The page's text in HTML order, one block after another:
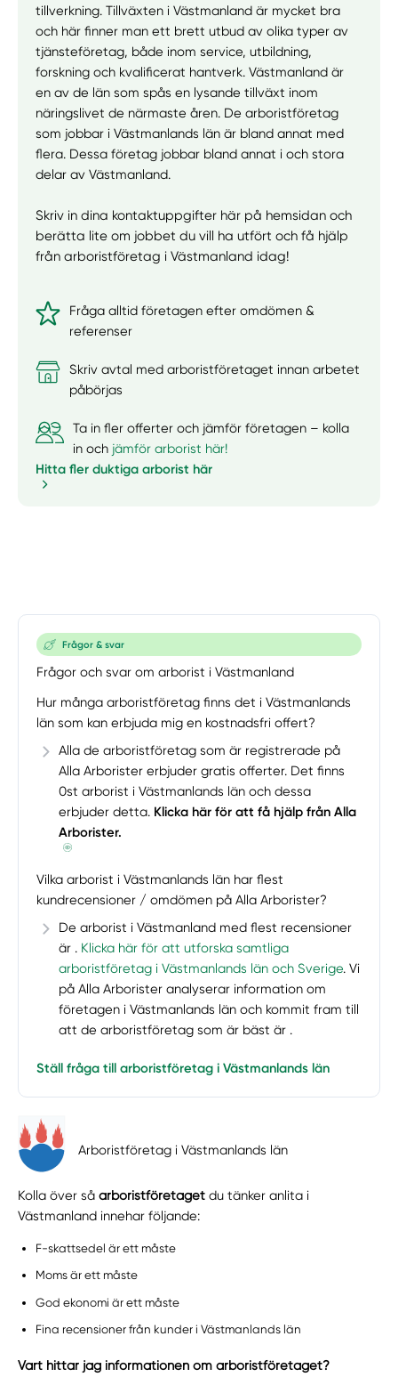
tillverkning. Tillväxten i Västmanland är mycket bra
och här finner man ett brett utbud av olika typer av
tjänsteföretag, både inom service, utbildning,
forskning och kvalificerat hantverk. Västmanland är
en av de län som spås en lysande tillväxt inom
näringslivet de närmaste åren. De arboristföretag
som jobbar i Västmanlands län är bland annat med
flera. Dessa företag jobbar bland annat i och stora
delar av Västmanland.
Skriv in dina kontaktuppgifter här på hemsidan och
berätta lite om jobbet du vill ha utfört och få hjälp
från arboristföretag i Västmanland idag!
Fråga alltid företagen efter omdömen &
referenser
Skriv avtal med arboristföretaget innan arbetet
påbörjas
Ta in fler offerter och jämför företagen – kolla
in och jämför arborist här!
Hitta fler duktiga arborist här
Frågor & svar
Frågor och svar om arborist i Västmanland
Hur många arboristföretag finns det i Västmanlands
län som kan erbjuda mig en kostnadsfri offert?
Alla de arboristföretag som är registrerade på
Alla Arborister erbjuder gratis offerter. Det finns
0st arborist i Västmanlands län och dessa
erbjuder detta. Klicka här för att få hjälp från Alla
Arborister.
Vilka arborist i Västmanlands län har flest
kundrecensioner / omdömen på Alla Arborister?
De arborist i Västmanland med flest recensioner
är . Klicka här för att utforska samtliga
arboristföretag i Västmanlands län och Sverige. Vi
på Alla Arborister analyserar information om
företagen i Västmanlands län och kommit fram till
att de arboristföretag som är bäst är .
Ställ fråga till arboristföretag i Västmanlands län
Arboristföretag i Västmanlands län
Kolla över såarboristföretaget du tänker anlita i
Västmanland innehar följande:
F-skattsedel är ett måste
Moms är ett måste
God ekonomi är ett måste
Fina recensioner från kunder i Västmanlands län
Vart hittar jag informationen om arboristföretaget?